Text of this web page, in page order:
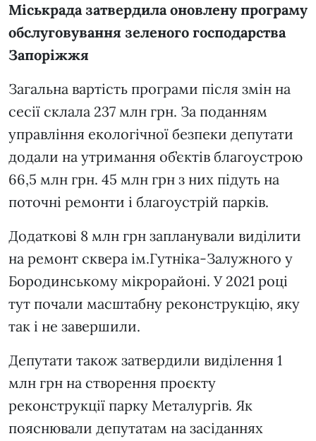
Міськрада затвердила оновлену програму
обслуговування зеленого господарства
Запоріжжя
Загальна вартість програми після змін на
сесії склала 237 млн грн. За поданням
управління екологічної безпеки депутати
додали на утримання об’єктів благоустрою
66,5 млн грн. 45 млн грн з них підуть на
поточні ремонти і благоустрій парків.
Додаткові 8 млн грн запланували виділити
на ремонт сквера ім.Гутніка-Залужного у
Бородинському мікрорайоні. У 2021 році
тут почали масштабну реконструкцію, яку
так і не завершили.
Депутати також затвердили виділення 1
млн грн на створення проєкту
реконструкції парку Металургів. Як
пояснювали депутатам на засіданнях